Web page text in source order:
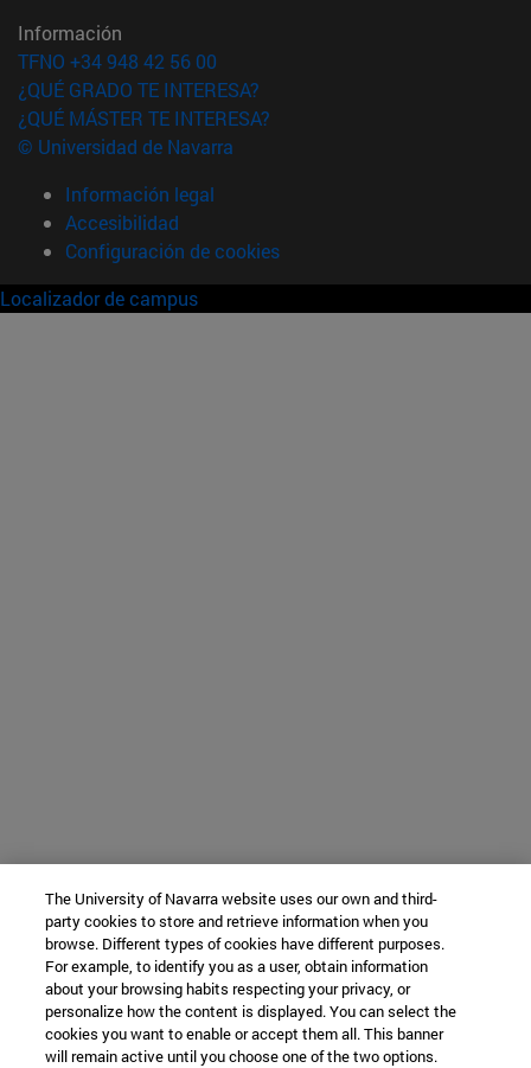
Información
TFNO +34 948 42 56 00
¿QUÉ GRADO TE INTERESA?
¿QUÉ MÁSTER TE INTERESA?
© Universidad de Navarra
Información legal
Accesibilidad
Configuración de cookies
Localizador de campus
The University of Navarra website uses our own and third-
party cookies to store and retrieve information when you
browse. Different types of cookies have different purposes.
For example, to identify you as a user, obtain information
about your browsing habits respecting your privacy, or
personalize how the content is displayed. You can select the
cookies you want to enable or accept them all. This banner
will remain active until you choose one of the two options.